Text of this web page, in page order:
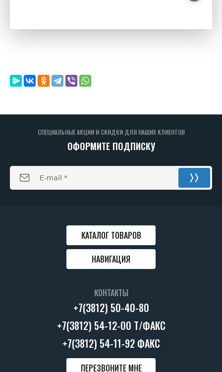
СПЕЦИАЛЬНЫЕ АКЦИИ И СКИДКИ ДЛЯ НАШИХ КЛИЕНТОВ
ОФОРМИТЕ ПОДПИСКУ
КАТАЛОГ ТОВАРОВ
НАВИГАЦИЯ
КОНТАКТЫ
+7(3812) 50-40-80
+7(3812) 54-12-00 Т/ФАКС
+7(3812) 54-11-92 ФАКС
ПЕРЕЗВОНИТЕ МНЕ